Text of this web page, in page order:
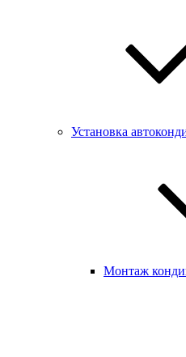
Установка
Монтаж